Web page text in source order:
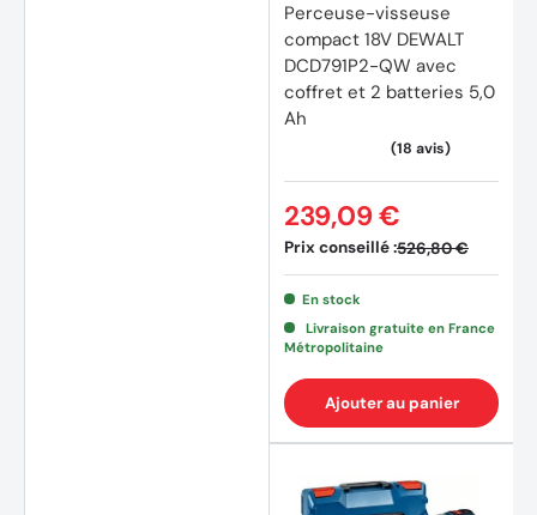
Perceuse-visseuse
compact 18V DEWALT
DCD791P2-QW avec
coffret et 2 batteries 5,0
Ah
Prix conseillé :526,80 €
239,09 €
En stock
Livraison gratuite en France
Métropolitaine
Ajouter au panier